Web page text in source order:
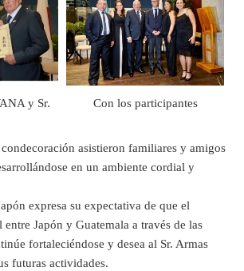
y Sr.
Con los participantes
asistieron familiares y amigos
en un ambiente cordial y
expresa su expectativa de que el
Japón y Guatemala a través de las
fortaleciéndose y desea al Sr. Armas
futuras actividades.